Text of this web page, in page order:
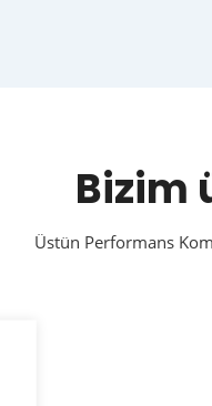
Bizim
Üstün Performans